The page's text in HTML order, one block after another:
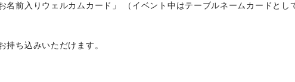
名前入りウェルカムカード」 （イベント中はテーブルネームカードと
ち込みいただけます。